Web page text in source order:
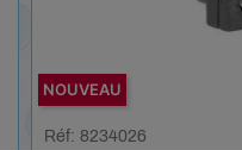
NOUVEAU
Réf: 8234026